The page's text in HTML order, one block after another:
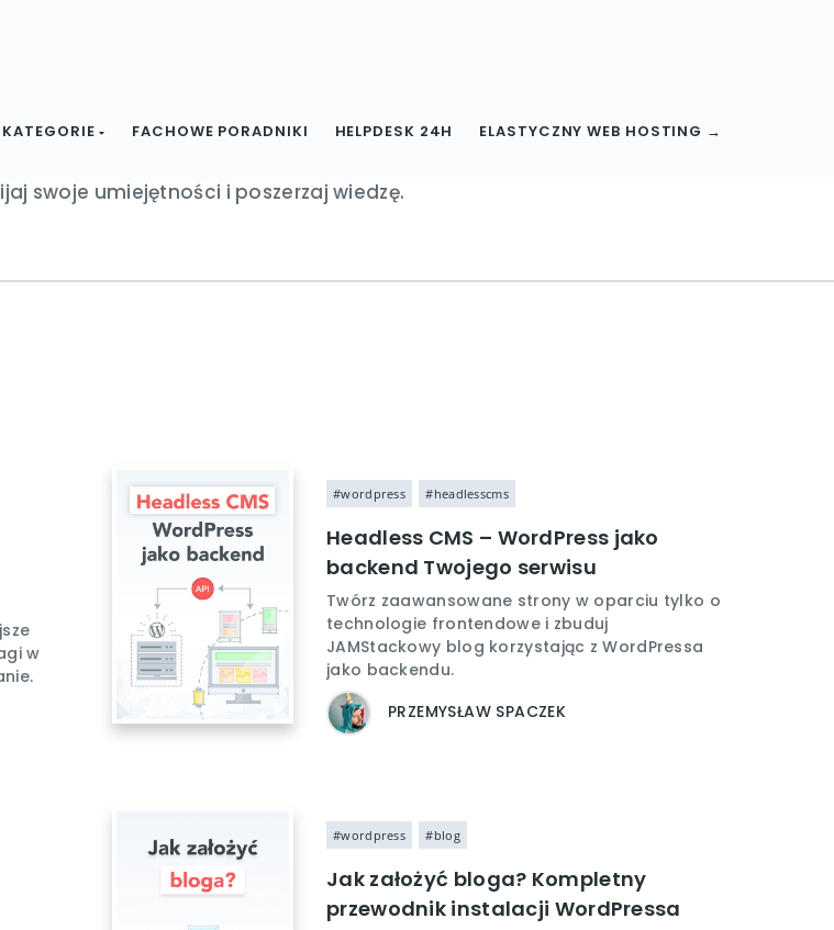
KATEGORIE FACHOWE PORADNIKI HELPDESK 24H ELASTYCZNY WEB HOSTING →
swoje umiejętności i poszerzaj wiedzę.
w
#wordpress #headlesscms
Headless CMS – WordPress jako
backend Twojego serwisu
Twórz zaawansowane strony w oparciu tylko o
technologie frontendowe i zbuduj
JAMStackowy blog korzystając z WordPressa
jako backendu.
PRZEMYSŁAW SPACZEK
#wordpress #blog
Jak założyć bloga? Kompletny
przewodnik instalacji WordPressa